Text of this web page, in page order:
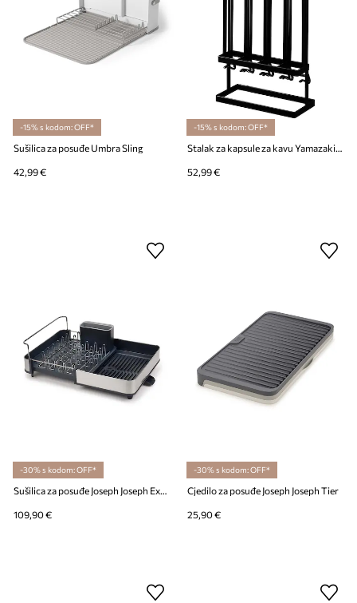
-15% s kodom: OFF*
Sušilica za posuđe Umbra Sling
42,99 €
-15% s kodom: OFF*
Stalak za kapsule za kavu Yamazaki Tower
52,99 €
-30% s kodom: OFF*
Sušilica za posuđe Joseph Joseph Extend™
109,90 €
-30% s kodom: OFF*
Cjedilo za posuđe Joseph Joseph Tier
25,90 €